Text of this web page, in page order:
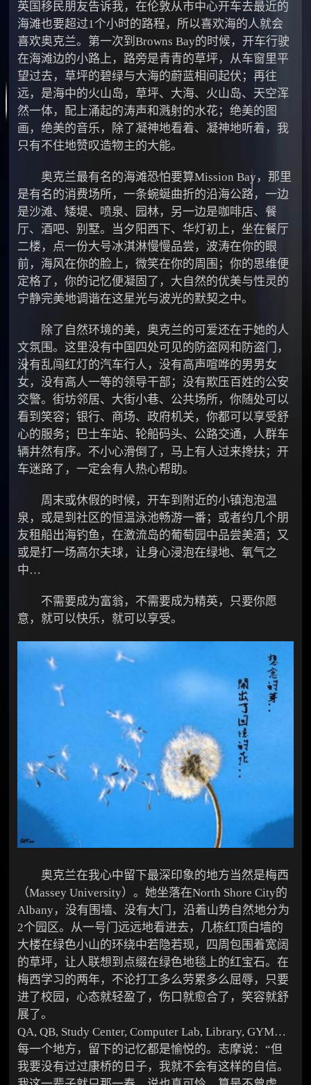
英国移民朋友告诉我，在伦敦从市中心开车去最近的
海滩也要超过1个小时的路程，所以喜欢海的人就会
喜欢奥克兰。第一次到Browns Bay的时候，开车行驶
在海滩边的小路上，路旁是青青的草坪，从车窗里平
望过去，草坪的碧绿与大海的蔚蓝相间起伏；再往
远，是海中的火山岛，草坪、大海、火山岛、天空浑
然一体，配上涌起的涛声和溅射的水花；绝美的图
画，绝美的音乐，除了凝神地看着、凝神地听着，我
只有不住地赞叹造物主的大能。
奥克兰最有名的海滩恐怕要算Mission Bay，那里
是有名的消费场所，一条蜿蜒曲折的沿海公路，一边
是沙滩、矮堤、喷泉、园林，另一边是咖啡店、餐
厅、酒吧、别墅。当夕阳西下、华灯初上，坐在餐厅
二楼，点一份大号冰淇淋慢慢品尝，波涛在你的眼
前，海风在你的脸上，微笑在你的周围；你的思维便
定格了，你的记忆便凝固了，大自然的优美与性灵的
宁静完美地调谐在这星光与波光的默契之中。
除了自然环境的美，奥克兰的可爱还在于她的人
文氛围。这里没有中国四处可见的防盗网和防盗门，
没有乱闯红灯的汽车行人，没有高声喧哗的男男女
女，没有高人一等的领导干部；没有欺压百姓的公安
交警。街坊邻居、大街小巷、公共场所，你随处可以
看到笑容；银行、商场、政府机关，你都可以享受舒
心的服务；巴士车站、轮船码头、公路交通，人群车
辆井然有序。不小心滑倒了，马上有人过来搀扶；开
车迷路了，一定会有人热心帮助。
周末或休假的时候，开车到附近的小镇泡泡温
泉，或是到社区的恒温泳池畅游一番；或者约几个朋
友租船出海钓鱼，在激流岛的葡萄园中品尝美酒；又
或是打一场高尔夫球，让身心浸泡在绿地、氧气之
中…
不需要成为富翁，不需要成为精英，只要你愿
意，就可以快乐，就可以享受。
奥克兰在我心中留下最深印象的地方当然是梅西
（Massey University）。她坐落在North Shore City的
Albany，没有围墙、没有大门，沿着山势自然地分为
2个园区。从一号门远远地看进去，几栋红顶白墙的
大楼在绿色小山的环绕中若隐若现，四周包围着宽阔
的草坪，让人联想到点缀在绿色地毯上的红宝石。在
梅西学习的两年，不论打工多么劳累多么屈辱，只要
进了校园，心态就轻盈了，伤口就愈合了，笑容就舒
展了。
QA, QB, Study Center, Computer Lab, Library, GYM…
每一个地方，留下的记忆都是愉悦的。志摩说：“但
我要没有过过康桥的日子，我就不会有这样的自信。